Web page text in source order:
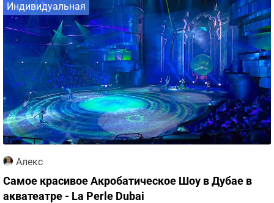
Индивидуальная
Алекс
Самое красивое Акробатическое Шоу в Дубае в
акватеатре - La Perle Dubai